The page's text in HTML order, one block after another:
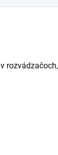
rozvádzačoch,